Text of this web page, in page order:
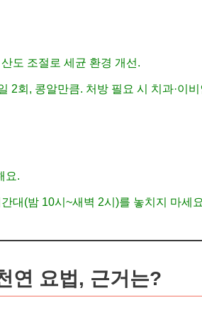
도 조절로 세균 환경 개선.
2회, 콩알만큼. 처방 필요 시 치과·이
요.
대(밤 10시~새벽 2시)를 놓치지 마세
연 요법, 근거는?